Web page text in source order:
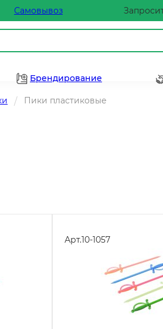
Самовывоз
Брендирование
Пики пластиковые
Арт.10-1057